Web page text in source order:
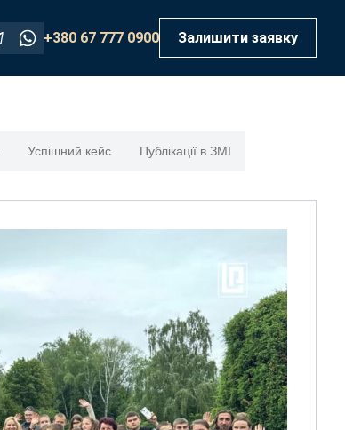
+380 67 777 0900 Залишити заявку
Успішний кейс Публікації в ЗМІ